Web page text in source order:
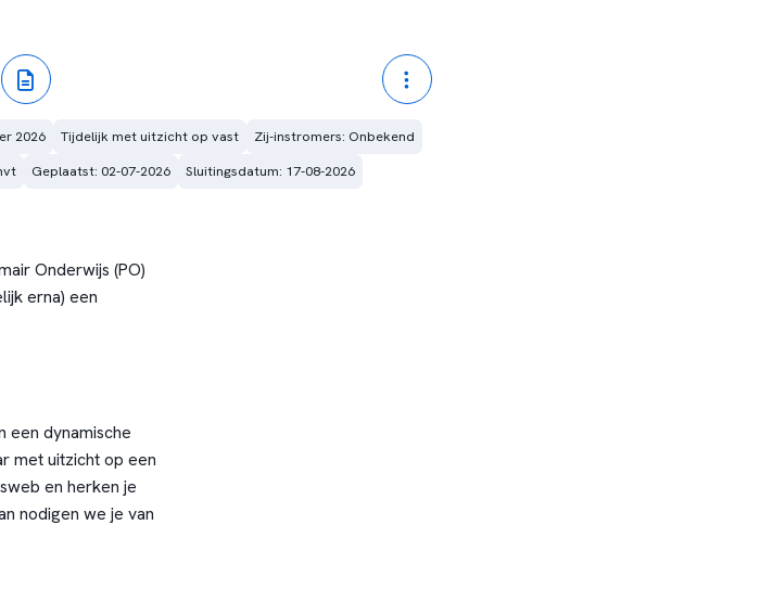
2026 Tijdelijk met uitzicht op vast
Zij-instromers: Onbekend
Geplaatst: 02-07-2026 Sluitingsdatum: 17-08-2026
Onderwijs (PO)
erna) een
een dynamische
met uitzicht op een
en herken je
nodigen we je van